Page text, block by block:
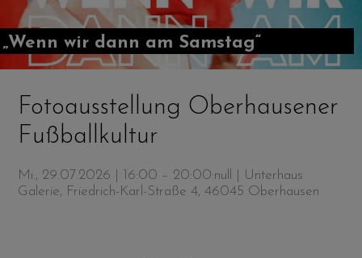
„Wenn wir dann am Samstag“
Fotoausstellung Oberhausener
Fußballkultur
Mi., 29.07.2026 | 16:00 – 20:00:null
| Unterhaus
Galerie, Friedrich-Karl-Straße 4, 46045 Oberhausen